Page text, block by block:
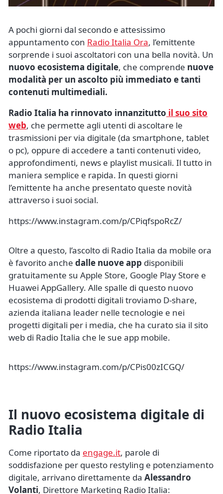
A pochi giorni dal secondo e attesissimo
appuntamento con Radio Italia Ora, l’emittente
sorprende i suoi ascoltatori con una bella novità. Un
nuovo ecosistema digitale, che comprende nuove
modalità per un ascolto più immediato e tanti
contenuti multimediali.
Radio Italia ha rinnovato innanzitutto il suo sito
web, che permette agli utenti di ascoltare le
trasmissioni per via digitale (da smartphone, tablet
o pc), oppure di accedere a tanti contenuti video,
approfondimenti, news e playlist musicali. Il tutto in
maniera semplice e rapida. In questi giorni
l’emittente ha anche presentato queste novità
attraverso i suoi social.
https://www.instagram.com/p/CPiqfspoRcZ/
Oltre a questo, l’ascolto di Radio Italia da mobile ora
è favorito anche dalle nuove app disponibili
gratuitamente su Apple Store, Google Play Store e
Huawei AppGallery. Alle spalle di questo nuovo
ecosistema di prodotti digitali troviamo D-share,
azienda italiana leader nelle tecnologie e nei
progetti digitali per i media, che ha curato sia il sito
web di Radio Italia che le sue app mobile.
https://www.instagram.com/p/CPis00zICGQ/
Il nuovo ecosistema digitale di
Radio Italia
Come riportato da engage.it, parole di
soddisfazione per questo restyling e potenziamento
digitale, arrivano direttamente da Alessandro
Volanti, Direttore Marketing Radio Italia: